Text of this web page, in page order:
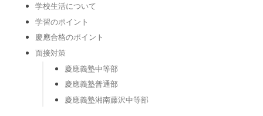
学校生活について
学習のポイント
慶應合格のポイント
面接対策
慶應義塾中等部
慶應義塾普通部
慶應義塾湘南藤沢中等部